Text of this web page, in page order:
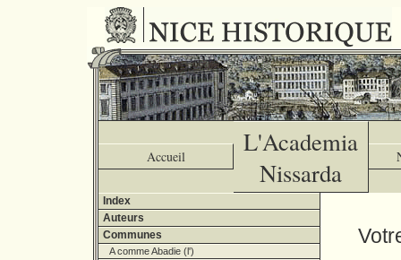
Accueil
L'Academia
Nissarda
Index
Auteurs
Communes
A comme Abadie (l')